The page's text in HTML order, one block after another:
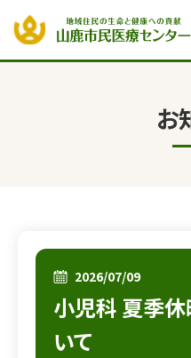
お
2026/07/09
小児科 夏季
いて